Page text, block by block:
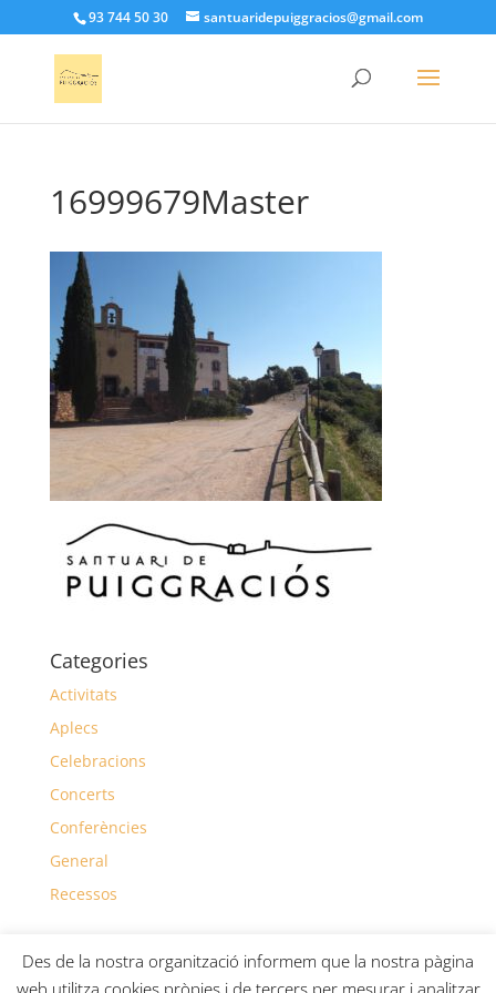
93 744 50 30 santuaridepuiggracios@gmail.com
16999679Master
Categories
Activitats
Aplecs
Celebracions
Concerts
Conferències
General
Recessos
Des de la nostra organització informem que la nostra pàgina
web utilitza cookies pròpies i de tercers per mesurar i analitzar